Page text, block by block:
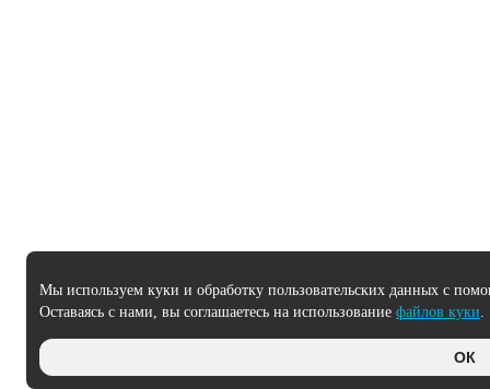
Мы используем куки и обработку пользовательских данных с
Оставаясь с нами, вы соглашаетесь на использование файлов куки.
ОК